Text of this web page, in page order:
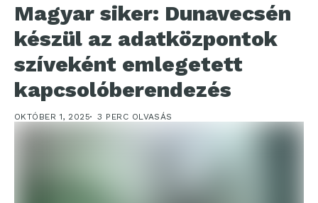
Magyar siker: Dunavecsén
készül az adatközpontok
szíveként emlegetett
kapcsolóberendezés
OKTÓBER 1, 2025 3 PERC OLVASÁS